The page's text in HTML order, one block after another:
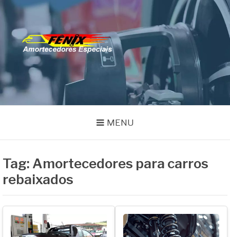
Pular
conteúdo
FENIX
AMORTECEDORES
Especialistas em Remanufatura de Amortecedores
MENU
Tag: Amortecedores para carros
rebaixados